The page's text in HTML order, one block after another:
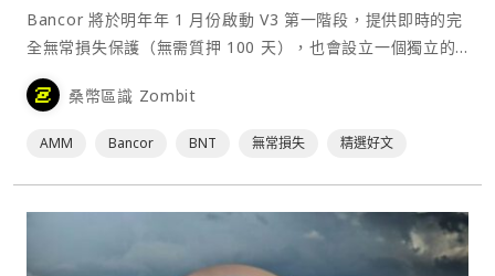
Bancor 將於明年年 1 月份啟動 V3 第一階段，提供即時的完
全無常損失保護（無需質押 100 天），也會設立一個獨立的
BNT 匯集池，使得 BNT 質押者可以從整個網路中賺取收益
和允許跳過 BNT 直接交易，還引入了自動複利和雙重獎勵。
上週，一份關於 Uniswap V3 無常損失的報告顯示，
桑幣區識 Zombit
AMM Bancor BNT 無常損失 精選好文